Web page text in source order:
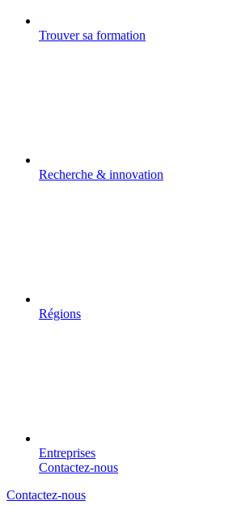
Trouver sa formation
Recherche & innovation
Régions
Entreprises
Contactez-nous
Contactez-nous